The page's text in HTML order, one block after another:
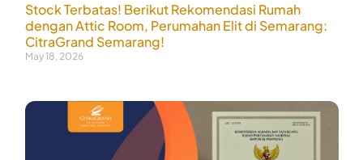
Stock Terbatas! Berikut Rekomendasi Rumah
dengan Attic Room, Perumahan Elit di Semarang:
CitraGrand Semarang!
May 18, 2026